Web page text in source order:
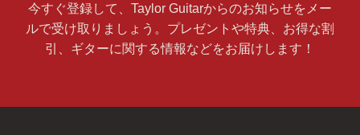
今すぐ登録して、Taylor Guitarからのお知らせをメー
ルで受け取りましょう。プレゼントや特典、お得な割
引、ギターに関する情報などをお届けします！